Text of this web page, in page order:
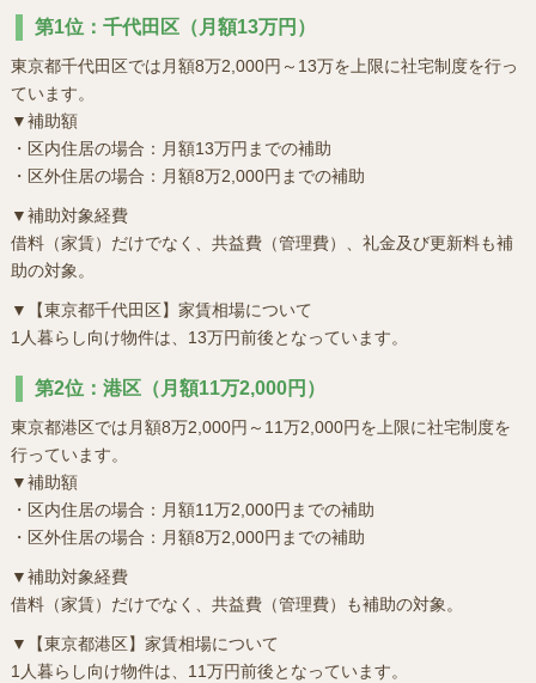
第1位：千代田区（月額13万円）
東京都千代田区では月額8万2,000円～13万を上限に社宅制度を行っ
ています。
▼補助額
・区内住居の場合：月額13万円までの補助
・区外住居の場合：月額8万2,000円までの補助
▼補助対象経費
借料（家賃）だけでなく、共益費（管理費）、礼金及び更新料も補
助の対象。
▼【東京都千代田区】家賃相場について
1人暮らし向け物件は、13万円前後となっています。
第2位：港区（月額11万2,000円）
東京都港区では月額8万2,000円～11万2,000円を上限に社宅制度を
行っています。
▼補助額
・区内住居の場合：月額11万2,000円までの補助
・区外住居の場合：月額8万2,000円までの補助
▼補助対象経費
借料（家賃）だけでなく、共益費（管理費）も補助の対象。
▼【東京都港区】家賃相場について
1人暮らし向け物件は、11万円前後となっています。